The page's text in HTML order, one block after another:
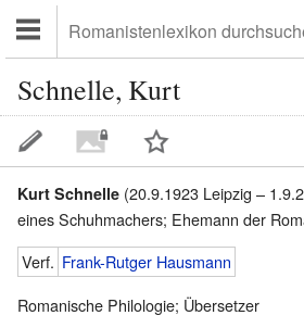
Schnelle, Kurt
Kurt Schnelle (20.9.1923 Leipzig –
eines Schuhmachers; Ehemann der
Verf. Frank-Rutger Hausmann
Romanische Philologie; Übersetzer